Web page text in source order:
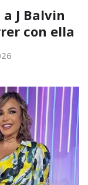
J Balvin
con ella